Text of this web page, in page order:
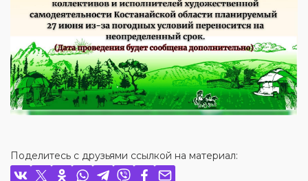
Поделитесь с друзьями ссылкой на материал: